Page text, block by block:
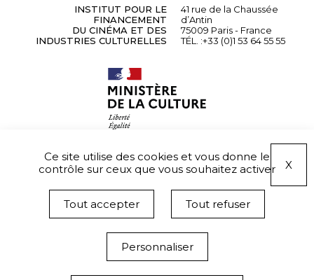
INSTITUT POUR LE
FINANCEMENT
DU CINÉMA ET DES
INDUSTRIES CULTURELLES
41 rue de la Chaussée
d’Antin
75009 Paris - France
TÉL. :+33 (0)1 53 64 55 55
Informations légales
Ce site utilise des cookies et vous donne le
contrôle sur ceux que vous souhaitez activer
Tout accepter Tout refuser
Personnaliser
X